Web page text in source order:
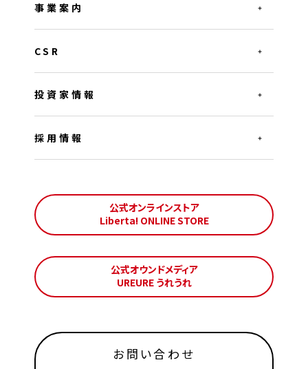
事業案内
CSR
投資家情報
採用情報
公式オンラインストア
Liberta! ONLINE STORE
公式オウンドメディア
UREURE うれうれ
お問い合わせ